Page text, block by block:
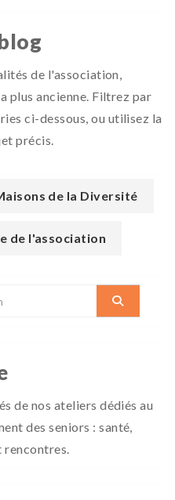
de l'association,
plus ancienne. Filtrez par
ci-dessous, ou utilisez la
précis.
de la Diversité
de l'association
de nos ateliers dédiés au
des seniors : santé,